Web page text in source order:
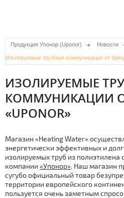
Продукция Упонор (Uponor) Новости
Изолируемые трубные коммуникации от
ИЗОЛИРУЕМЫЕ
КОММУНИКАЦИИ
«UPONOR»
Магазин «Heating Water»
энергетически эффективных и
изолируемых труб из полиэтилена
компании «Упонор». Наш магазин
сугубо официальный товар
территории европейского
пользуется очень заметным